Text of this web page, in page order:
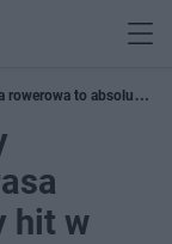
rowerowa to absolutny
hit w